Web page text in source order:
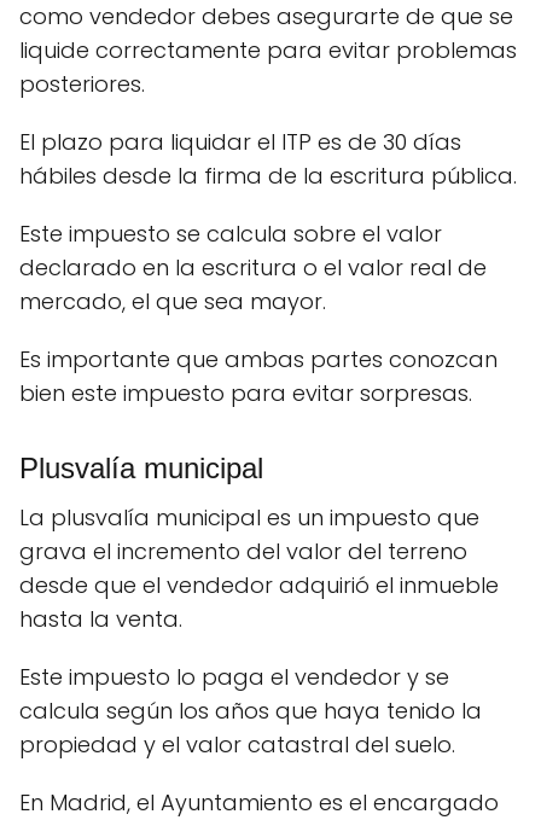
como vendedor debes asegurarte de que se
liquide correctamente para evitar problemas
posteriores.
El plazo para liquidar el ITP es de 30 días
hábiles desde la firma de la escritura pública.
Este impuesto se calcula sobre el valor
declarado en la escritura o el valor real de
mercado, el que sea mayor.
Es importante que ambas partes conozcan
bien este impuesto para evitar sorpresas.
Plusvalía municipal
La plusvalía municipal es un impuesto que
grava el incremento del valor del terreno
desde que el vendedor adquirió el inmueble
hasta la venta.
Este impuesto lo paga el vendedor y se
calcula según los años que haya tenido la
propiedad y el valor catastral del suelo.
En Madrid, el Ayuntamiento es el encargado